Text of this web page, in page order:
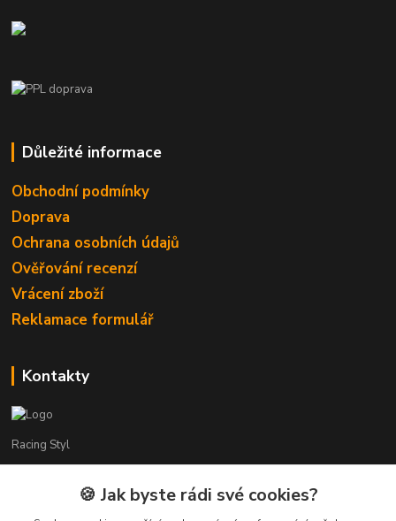
Důležité informace
Obchodní podmínky
Doprava
Ochrana osobních údajů
Ověřování recenzí
Vrácení zboží
Reklamace formulář
Kontakty
Racing Styl
Karel Muláček
774 51 50 88🍪 Jak byste rádi své cookies?